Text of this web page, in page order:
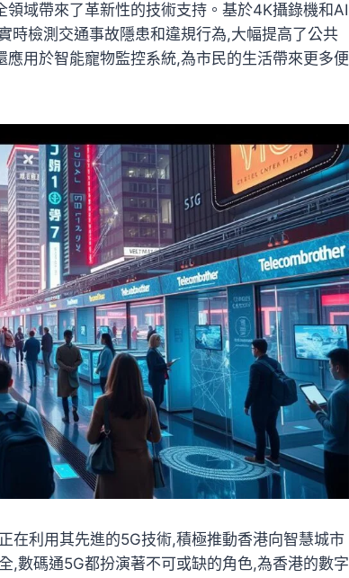
域帶來了革新性的技術支持。基於4K攝錄機和AI
時檢測交通事故隱患和違規行為,大幅提高了公共
用於智能寵物監控系統,為市民的生活帶來更多便
在利用其先進的5G技術,積極推動香港向智慧城市
,數碼通5G都扮演著不可或缺的角色,為香港的數字